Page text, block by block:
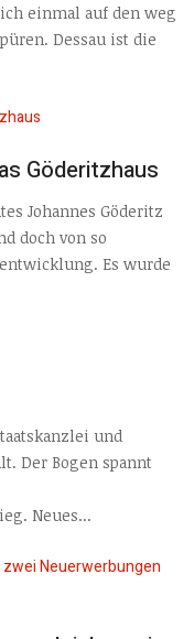
einmal auf den weg
Dessau ist die
Göderitzhaus
Johannes Göderitz
doch von so
Es wurde
und
Der Bogen spannt
Neues...